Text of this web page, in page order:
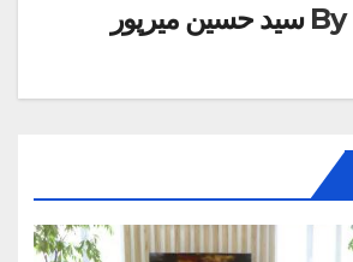
By سید حسین میرپور